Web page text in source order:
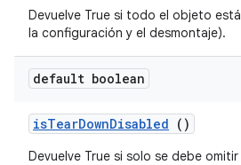
Devuelve True si todo el objeto
la configuración y el desmontaje).
default boolean
isTearDownDisabled ()
Devuelve True si solo se debe